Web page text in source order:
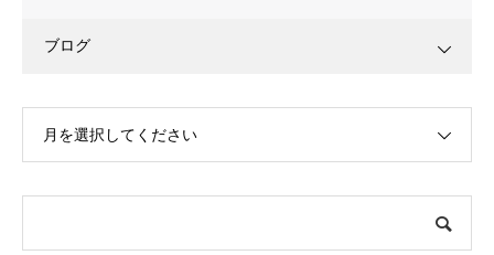
ブログ
月を選択してください